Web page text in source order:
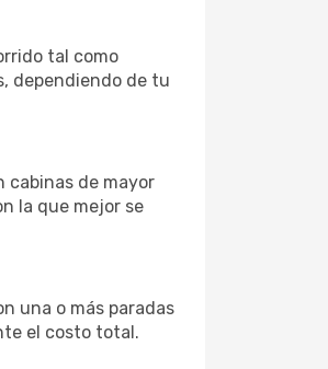
tal como
dependiendo de tu
cabinas de mayor
la que mejor se
una o más paradas
el costo total.